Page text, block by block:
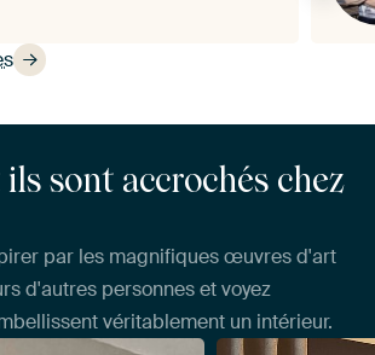
sont accrochés chez
par les magnifiques œuvres d'art
d'autres personnes et voyez
véritablement un intérieur.